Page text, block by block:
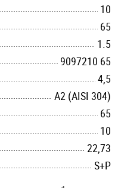
10
65
1.5
9097210 65
4,5
А2 (AISI 304)
65
10
22,73
S+P